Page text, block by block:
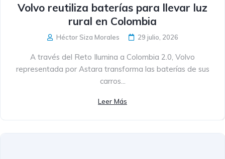
Volvo reutiliza baterías para llevar luz
rural en Colombia
Héctor Siza Morales 29 julio, 2026
A través del Reto Ilumina a Colombia 2.0, Volvo
representada por Astara transforma las baterías de sus
carros...
Leer Más